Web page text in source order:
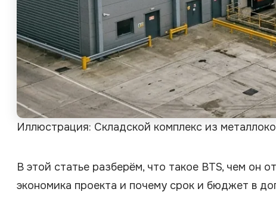
Иллюстрация: Складской комплекс из
В этой статье разберём, что такое BTS, чем он
экономика проекта и почему срок и бюджет в